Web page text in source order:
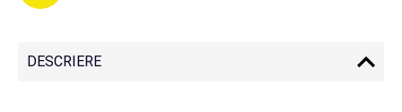
DESCRIERE